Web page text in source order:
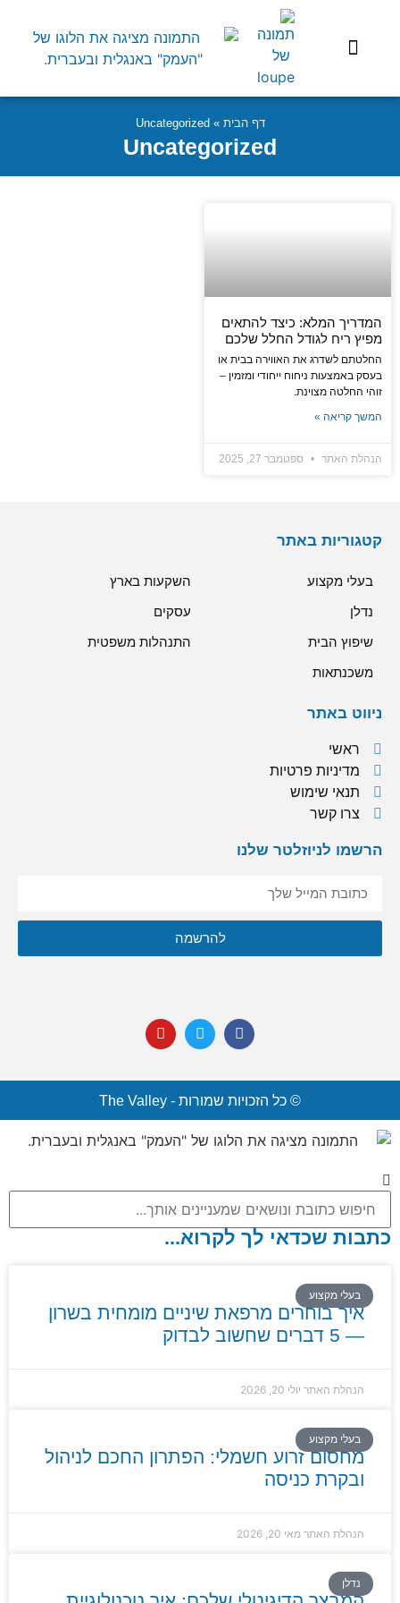
דף הבית »
Uncategorized
Uncategorized
המדריך המלא: כיצד להתאים
מפיץ ריח לגודל החלל שלכם
החלטתם לשדרג את האווירה בבית או
בעסק באמצעות ניחוח ייחודי ומזמין –
זוהי החלטה מצוינת.
המשך קריאה »
הנהלת האתר ספטמבר 27, 2025
קטגוריות באתר
בעלי מקצוע
השקעות בארץ
נדלן
עסקים
שיפוץ הבית
התנהלות משפטית
משכנתאות
ניווט באתר
ראשי
מדיניות פרטיות
תנאי שימוש
צרו קשר
הרשמו לניוזלטר שלנו
אני מסכימ/ה לקבל תוכן, דברי פרסומות או עדכונים מהחברה או
מצדדים שלישיים לדוא"ל, מסרונים או טלפון.
להרשמה
© כל הזכויות שמורות - The Valley
כתבות שכדאי לך לקרוא...
בעלי מקצוע
איך בוחרים מרפאת שיניים מומחית בשרון
— 5 דברים שחשוב לבדוק
הנהלת האתר יולי 20, 2026
בעלי מקצוע
מחסום זרוע חשמלי: הפתרון החכם לניהול
ובקרת כניסה
הנהלת האתר מאי 20, 2026
נדלן